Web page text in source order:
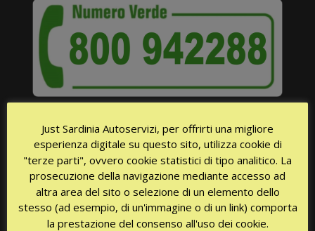
SERVE SUBITO UN TAXI?
Just Sardinia Autoservizi, per offrirti una migliore
esperienza digitale su questo sito, utilizza cookie di
"terze parti", ovvero cookie statistici di tipo analitico. La
prosecuzione della navigazione mediante accesso ad
altra area del sito o selezione di un elemento dello
stesso (ad esempio, di un'immagine o di un link) comporta
la prestazione del consenso all'uso dei cookie.